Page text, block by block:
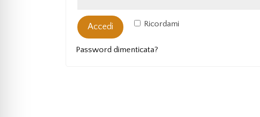
Ricordami
Accedi
Password dimenticata?